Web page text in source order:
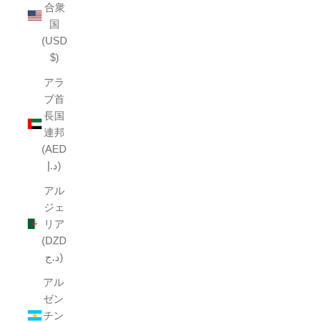
合衆
国
(USD
$)
アラ
ブ首
長国
連邦
(AED
د.إ)
アル
ジェ
リア
(DZD
د.ج)
アル
ゼン
チン